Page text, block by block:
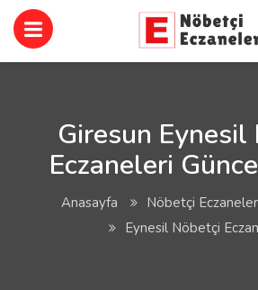
Giresun Eynesil
Eczaneleri
Anasayfa Nöbetçi Eczaneler
Eynesil Nöbetçi